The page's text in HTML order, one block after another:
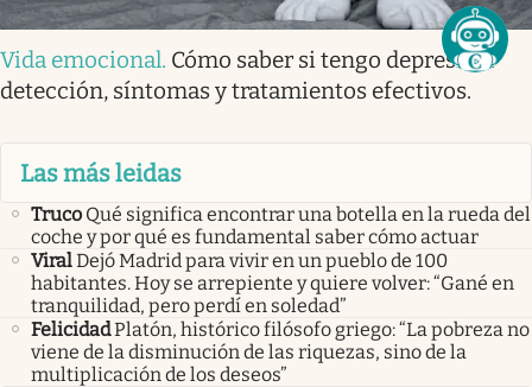
Vida emocional. Cómo saber si tengo depresión:
detección, síntomas y tratamientos efectivos.
Las más leidas
Truco Qué significa encontrar una botella en la rueda del
coche y por qué es fundamental saber cómo actuar
ViralDejó Madrid para vivir en un pueblo de 100
habitantes. Hoy se arrepiente y quiere volver: “Gané en
tranquilidad, pero perdí en soledad”
FelicidadPlatón, histórico filósofo griego: “La pobreza no
viene de la disminución de las riquezas, sino de la
multiplicación de los deseos”